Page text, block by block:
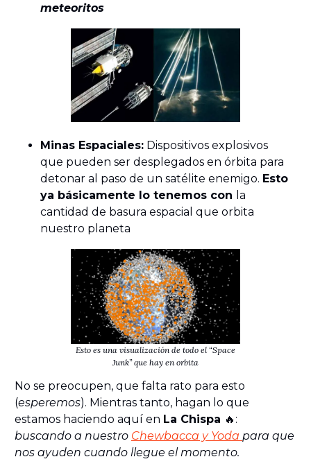
meteoritos
Minas Espaciales: Dispositivos explosivos
que pueden ser desplegados en órbita para
detonar al paso de un satélite enemigo. Esto
ya básicamente lo tenemos con la
cantidad de basura espacial que orbita
nuestro planeta
Esto es una visualización de todo el “Space
Junk” que hay en orbita
No se preocupen, que falta rato para esto
(esperemos). Mientras tanto, hagan lo que
estamos haciendo aquí en La Chispa 🔥:
buscando a nuestro Chewbacca y Yoda para que
nos ayuden cuando llegue el momento.